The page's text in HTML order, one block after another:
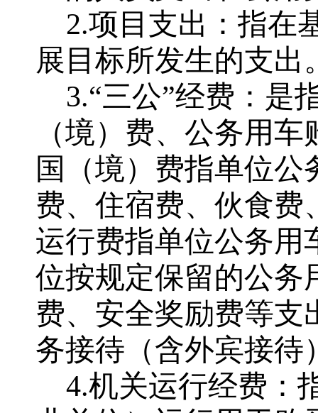
2.项目支出：指在
展目标所发生的支出
3.“三公”经费：是
（境）费、公务用
国（境）费指单位
费、住宿费、伙食费
运行费指单位公务用
位按规定保留的公务
费、安全奖励费等支
务接待（含外宾接待
4.机关运行经费：